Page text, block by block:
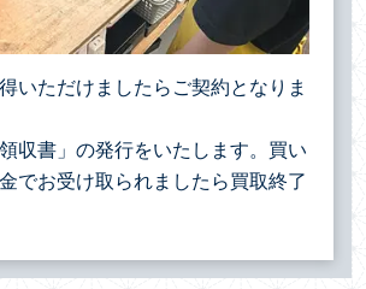
いただけましたらご契約となりま
領収書」の発行をいたします。買い
でお受け取られましたら買取終了